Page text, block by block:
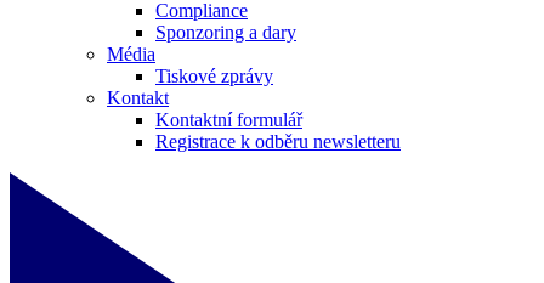
Compliance
Sponzoring a dary
Média
Tiskové zprávy
Kontakt
Kontaktní formulář
Registrace k odběru newsletteru